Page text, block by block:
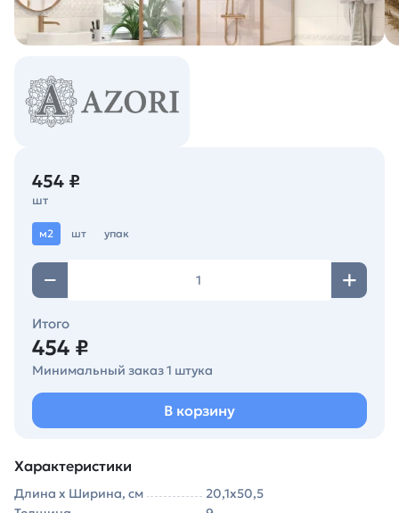
454 ₽
шт
м2 шт упак
Итого
454 ₽
Минимальный заказ 1 штука
В корзину
Характеристики
Длина х Ширина, см
20,1х50,5